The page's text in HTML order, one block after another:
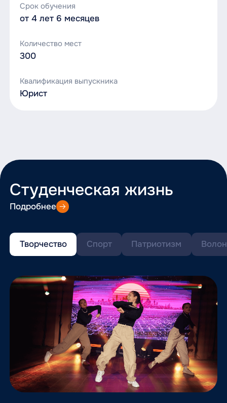
Срок обучения
от 4 лет 6 месяцев
Количество мест
300
Квалификация выпускника
Юрист
Студенческая жизнь
Подробнее
Творчество Спорт Патриотизм